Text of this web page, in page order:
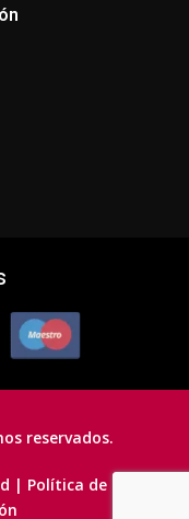
reservados.
| Política de